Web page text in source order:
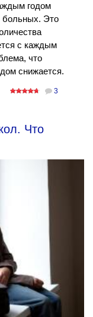
годом
больных. Это
с каждым
что
снижается.
3
Что